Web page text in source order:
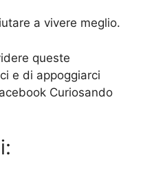
a vivere meglio.
queste
e di appoggiarci
Curiosando